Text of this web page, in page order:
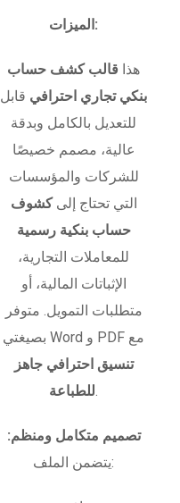
الميزات:
هذا قالب كشف حساب
بنكي تجاري احترافي قابل
للتعديل بالكامل وبدقة
عالية، مصمم خصيصًا
للشركات والمؤسسات
التي تحتاج إلىكشوف
حساب بنكية رسمية
للمعاملات التجارية،
الإثباتات المالية، أو
متطلبات التمويل. متوفر
بصيغتي Word و PDF مع
تنسيق احترافي جاهز
للطباعة.
تصميم متكامل ومنظم:
يتضمن الملف: